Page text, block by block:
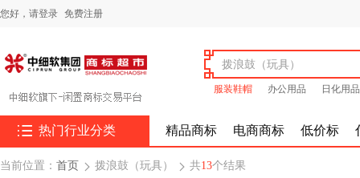
您好， 请登录 免费注册
服装鞋帽 办公用品 日化用品
 热门行业分类 精品商标 电商商标 低价标
当前位置： 首页  拨浪鼓（玩具）  共13个结果